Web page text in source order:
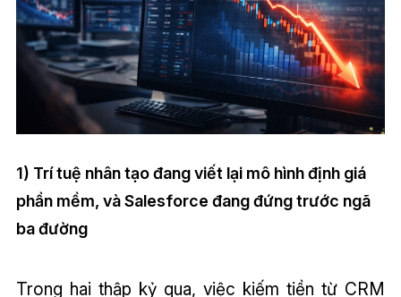
1) Trí tuệ nhân tạo đang viết lại mô hình định giá
phần mềm, và Salesforce đang đứng trước ngã
ba đường
Trong hai thập kỷ qua, việc kiếm tiền từ CRM